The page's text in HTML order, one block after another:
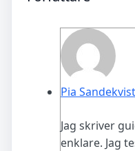
Pia Sandekvist
Jag skriver
enklare. Jag